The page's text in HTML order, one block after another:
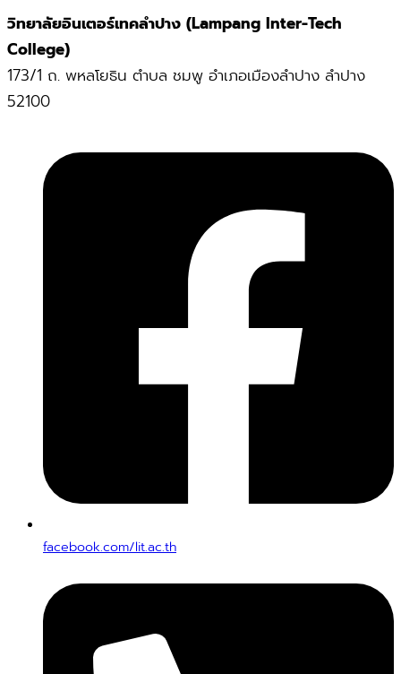
วิทยาลัยอินเตอร์เทคลำปาง (Lampang Inter-Tech
College)
173/1 ถ. พหลโยธิน ตำบล ชมพู อำเภอเมืองลำปาง ลำปาง
52100
facebook.com/lit.ac.th